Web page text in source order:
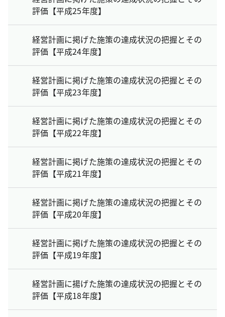
評価【平成25年度】
経営計画に掲げた施策の達成状況の把握とその
評価【平成24年度】
経営計画に掲げた施策の達成状況の把握とその
評価【平成23年度】
経営計画に掲げた施策の達成状況の把握とその
評価【平成22年度】
経営計画に掲げた施策の達成状況の把握とその
評価【平成21年度】
経営計画に掲げた施策の達成状況の把握とその
評価【平成20年度】
経営計画に掲げた施策の達成状況の把握とその
評価【平成19年度】
経営計画に揚げた施策の達成状況の把握とその
評価【平成18年度】